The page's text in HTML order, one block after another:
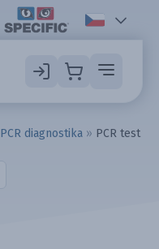
PCR diagnostika » PCR test